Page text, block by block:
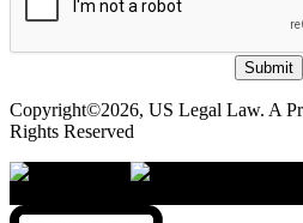
Submit
Copyright©2026, US Legal Law. A
Rights Reserved